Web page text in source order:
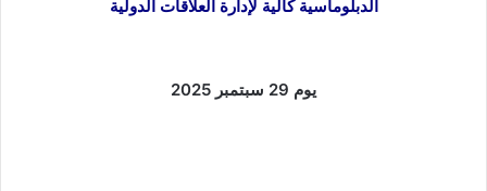
الدبلوماسية كآلية لإدارة العلاقات الدولية
يوم 29 سبتمبر 2025